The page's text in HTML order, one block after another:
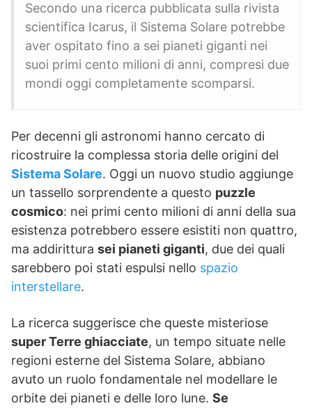
Secondo una ricerca pubblicata sulla rivista
scientifica Icarus, il Sistema Solare potrebbe
aver ospitato fino a sei pianeti giganti nei
suoi primi cento milioni di anni, compresi due
mondi oggi completamente scomparsi.
Per decenni gli astronomi hanno cercato di
ricostruire la complessa storia delle origini del
Sistema Solare. Oggi un nuovo studio aggiunge
un tassello sorprendente a questo puzzle
cosmico: nei primi cento milioni di anni della sua
esistenza potrebbero essere esistiti non quattro,
ma addirittura sei pianeti giganti, due dei quali
sarebbero poi stati espulsi nello spazio
interstellare.
La ricerca suggerisce che queste misteriose
super Terre ghiacciate, un tempo situate nelle
regioni esterne del Sistema Solare, abbiano
avuto un ruolo fondamentale nel modellare le
orbite dei pianeti e delle loro lune. Se